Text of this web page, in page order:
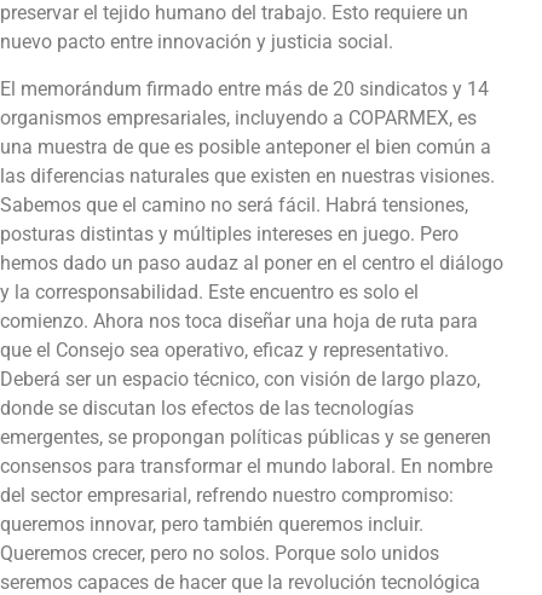
preservar el tejido humano del trabajo. Esto requiere un
nuevo pacto entre innovación y justicia social.
El memorándum firmado entre más de 20 sindicatos y 14
organismos empresariales, incluyendo a COPARMEX, es
una muestra de que es posible anteponer el bien común a
las diferencias naturales que existen en nuestras visiones.
Sabemos que el camino no será fácil. Habrá tensiones,
posturas distintas y múltiples intereses en juego. Pero
hemos dado un paso audaz al poner en el centro el diálogo
y la corresponsabilidad. Este encuentro es solo el
comienzo. Ahora nos toca diseñar una hoja de ruta para
que el Consejo sea operativo, eficaz y representativo.
Deberá ser un espacio técnico, con visión de largo plazo,
donde se discutan los efectos de las tecnologías
emergentes, se propongan políticas públicas y se generen
consensos para transformar el mundo laboral. En nombre
del sector empresarial, refrendo nuestro compromiso:
queremos innovar, pero también queremos incluir.
Queremos crecer, pero no solos. Porque solo unidos
seremos capaces de hacer que la revolución tecnológica